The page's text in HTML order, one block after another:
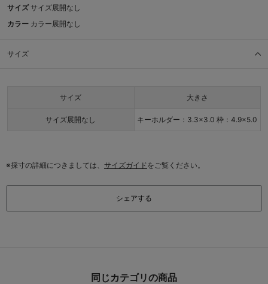
サイズ サイズ展開なし
カラー カラー展開なし
サイズ
サイズ 大きさ
サイズ展開なし キーホルダー：3.3×3.0 枠：4.9×5.0
※採寸の詳細につきましては、 サイズガイドをご覧ください。
シェアする
同じカテゴリの商品